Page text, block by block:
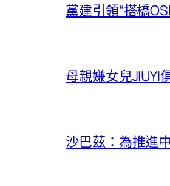
黨建引領“搭橋
母親嫌女兒
沙巴茲：為推進